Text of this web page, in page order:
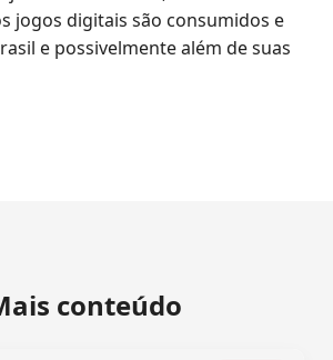
jogos digitais são consumidos e
e possivelmente além de suas
conteúdo